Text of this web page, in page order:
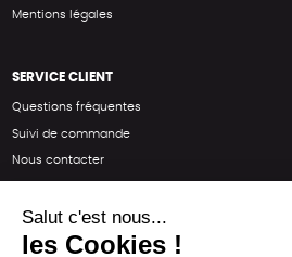
Mentions légales
SERVICE CLIENT
Questions fréquentes
Suivi de commande
Nous contacter
SUIVEZ-NOUS